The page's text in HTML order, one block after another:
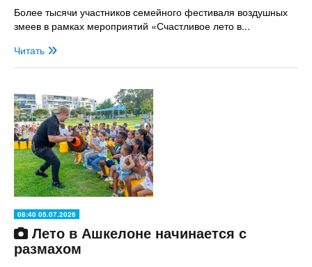
Более тысячи участников семейного фестиваля воздушных
змеев в рамках мероприятий «Счастливое лето в...
Читать
08:40 05.07.2026
Лето в Ашкелоне начинается с
размахом